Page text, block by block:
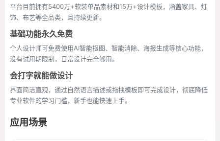
平台目前拥有5400万+软装单品素材和15万+设计模板，涵盖家具、灯
饰、布艺等全品类，且持续更新。
基础功能永久免费
个人设计师可免费使用AI智能抠图、智能消除、海报生成等核心功能，
没有试用期限制，日常设计完全够用。
会打字就能做设计
界面简洁直观，通过自然语言描述或拖拽模板即可完成设计，彻底降低
专业软件的学习门槛，新手也能快速上手。
应用场景